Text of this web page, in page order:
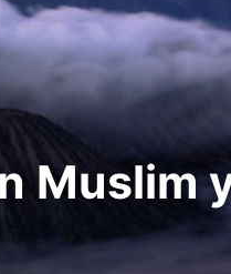
Muslim